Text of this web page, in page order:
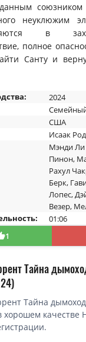
неуклюжим
в
полное
Санту и
2024
США
Исаак
Мэнди Ли
Пинон,
Рахул
Берк,
Лопес,
Везер,
01:06
1
Тайна
Тайна
хорошем качестве